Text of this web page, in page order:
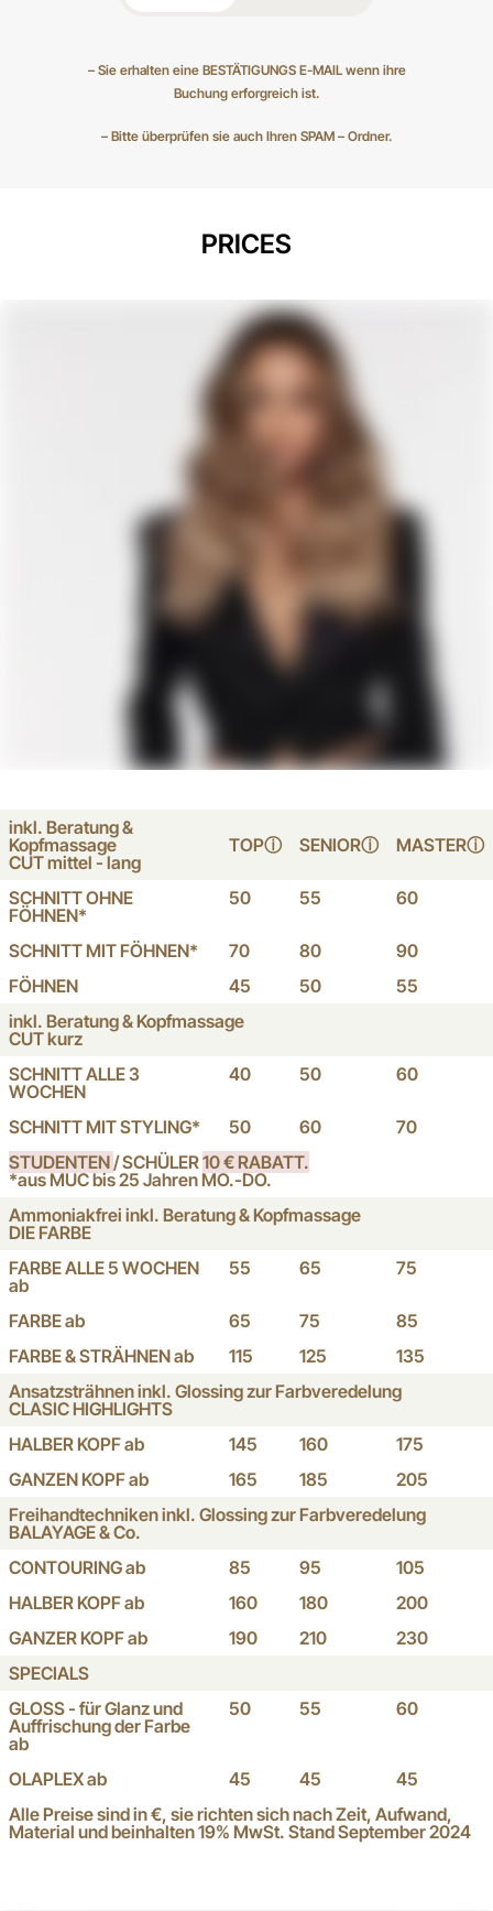
– Sie erhalten eine BESTÄTIGUNGS E-MAIL wenn ihre
Buchung erforgreich ist.
– Bitte überprüfen sie auch Ihren SPAM – Ordner.
PRICES
inkl. Beratung &
Kopfmassage
CUT mittel - lang
TOPⓘ SENIORⓘ MASTERⓘ
SCHNITT OHNE
FÖHNEN*
50 55 60
SCHNITT MIT FÖHNEN* 70 80
90
FÖHNEN
45 50
55
inkl. Beratung & Kopfmassage
CUT kurz
SCHNITT ALLE 3
WOCHEN
40 50 60
SCHNITT MIT STYLING* 50 60
70
STUDENTEN/ SCHÜLER10 € RABATT.
*aus MUC bis 25 Jahren MO.-DO.
Ammoniakfrei inkl. Beratung & Kopfmassage
DIE FARBE
FARBE ALLE 5 WOCHEN
ab
55 65 75
FARBE ab 65 75
85
FARBE & STRÄHNEN ab
115 125
135
Ansatzsträhnen inkl. Glossing zur Farbveredelung
CLASIC HIGHLIGHTS
HALBER KOPF ab
145 160
175
GANZEN KOPF ab
165 185
205
Freihandtechniken inkl. Glossing zur Farbveredelung
BALAYAGE & Co.
CONTOURING ab
85 95
105
HALBER KOPF ab
160 180
200
GANZER KOPF ab
190 210
230
SPECIALS
GLOSS - für Glanz und
Auffrischung der Farbe
ab
50 55 60
OLAPLEX ab 45 45
45
Alle Preise sind in €, sie richten sich nach Zeit, Aufwand,
Material und beinhalten 19% MwSt. Stand September 2024